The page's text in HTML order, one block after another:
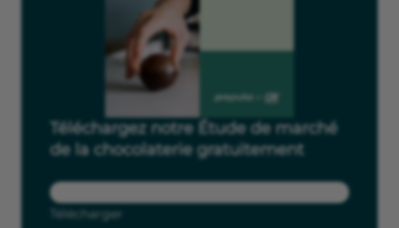
Téléchargez notre Étude de marché
de la chocolaterie gratuitement
Télécharger